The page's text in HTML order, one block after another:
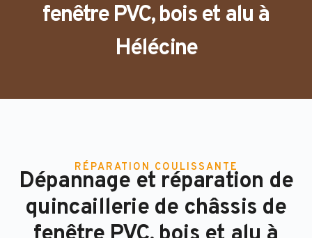
fenêtre PVC, bois et alu à
Hélécine
RÉPARATION COULISSANTE
Dépannage et réparation de
quincaillerie de châssis de